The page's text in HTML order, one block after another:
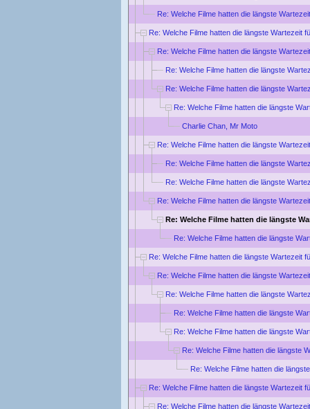
Re: Welche Filme hatten die längste
Re: Welche Filme hatten die längste Wartezeit
Re: Welche Filme hatten die längste
Re: Welche Filme hatten die längste
Re: Welche Filme hatten die längste
Re: Welche Filme hatten die längste
Charlie Chan, Mr Moto
Re: Welche Filme hatten die längste
Re: Welche Filme hatten die längste
Re: Welche Filme hatten die längste
Re: Welche Filme hatten die längste
Re: Welche Filme hatten die längste
Re: Welche Filme hatten die längste
Re: Welche Filme hatten die längste Wartezeit
Re: Welche Filme hatten die längste
Re: Welche Filme hatten die längste
Re: Welche Filme hatten die längste
Re: Welche Filme hatten die längste
Re: Welche Filme hatten die längste
Re: Welche Filme hatten die
Re: Welche Filme hatten die längste Wartezeit
Re: Welche Filme hatten die längste